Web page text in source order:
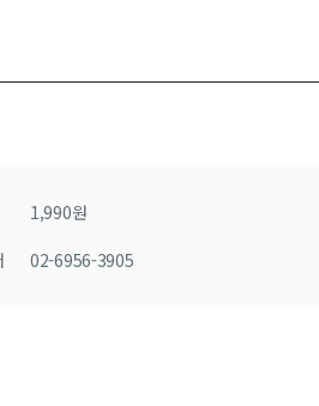
1,990원
02-6956-3905